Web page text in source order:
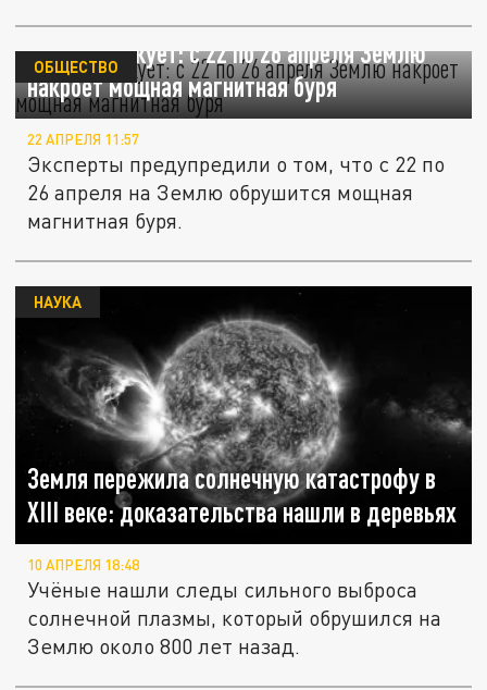
Солнце атакует: с 22 по 26 апреля Землю
накроет мощная магнитная буря
ОБЩЕСТВО
22 АПРЕЛЯ 11:57
Эксперты предупредили о том, что с 22 по
26 апреля на Землю обрушится мощная
магнитная буря.
Земля пережила солнечную катастрофу в
XIII веке: доказательства нашли в деревьях
НАУКА
10 АПРЕЛЯ 18:48
Учёные нашли следы сильного выброса
солнечной плазмы, который обрушился на
Землю около 800 лет назад.